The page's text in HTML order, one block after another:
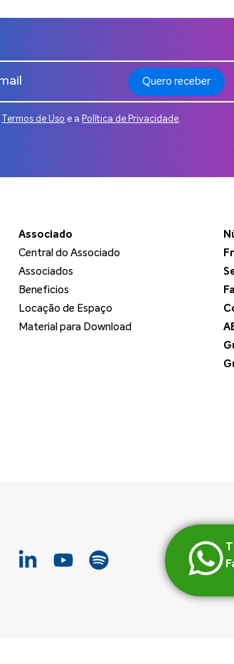
Termos de Uso e a Política de Privacidade.
Quero receber
Associado
Central do Associado
Associados
Beneficios
Locação de Espaço
Material para Download